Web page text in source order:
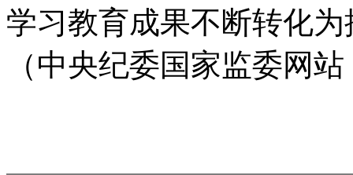
学习教育成果不断转化
（中央纪委国家监委网